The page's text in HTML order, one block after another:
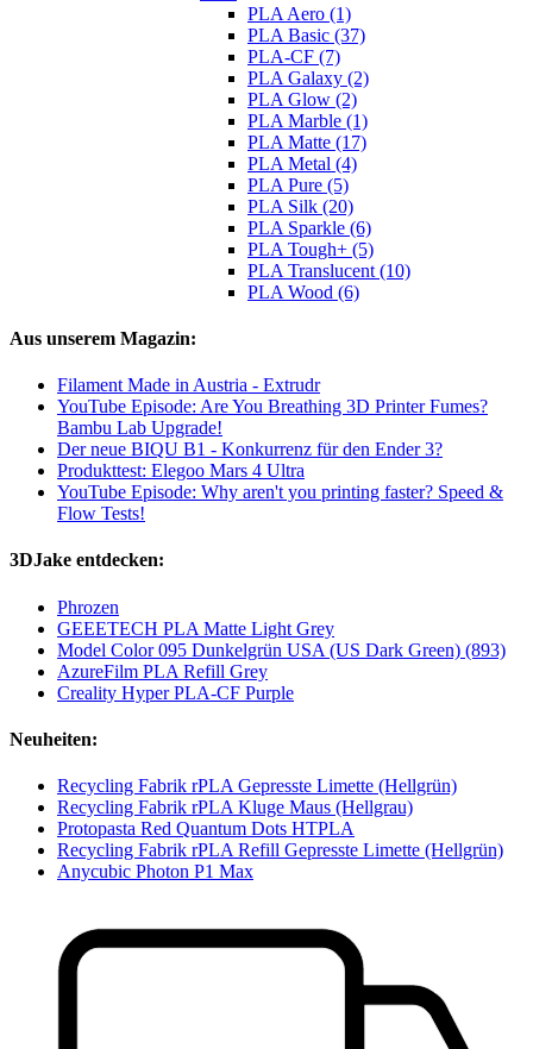
PLA Aero (1)
PLA Basic (37)
PLA-CF (7)
PLA Galaxy (2)
PLA Glow (2)
PLA Marble (1)
PLA Matte (17)
PLA Metal (4)
PLA Pure (5)
PLA Silk (20)
PLA Sparkle (6)
PLA Tough+ (5)
PLA Translucent (10)
PLA Wood (6)
Aus unserem Magazin:
Filament Made in Austria - Extrudr
YouTube Episode: Are You Breathing 3D Printer Fumes?
Bambu Lab Upgrade!
Der neue BIQU B1 - Konkurrenz für den Ender 3?
Produkttest: Elegoo Mars 4 Ultra
YouTube Episode: Why aren't you printing faster? Speed &
Flow Tests!
3DJake entdecken:
Phrozen
GEEETECH PLA Matte Light Grey
Model Color 095 Dunkelgrün USA (US Dark Green) (893)
AzureFilm PLA Refill Grey
Creality Hyper PLA-CF Purple
Neuheiten:
Recycling Fabrik rPLA Gepresste Limette (Hellgrün)
Recycling Fabrik rPLA Kluge Maus (Hellgrau)
Protopasta Red Quantum Dots HTPLA
Recycling Fabrik rPLA Refill Gepresste Limette (Hellgrün)
Anycubic Photon P1 Max